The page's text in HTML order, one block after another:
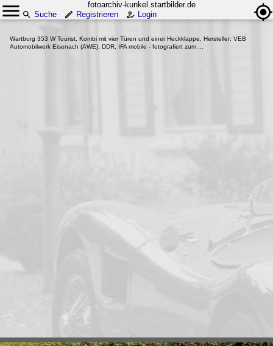
fotoarchiv-kunkel.startbilder.de
Suche
Registrieren Login
Wartburg 353 W Tourist, Kombi mit vier Türen und einer Heckklappe, Hersteller: VEB
Automobilwerk Eisenach (AWE), DDR, IFA mobile - fotografiert zum ...